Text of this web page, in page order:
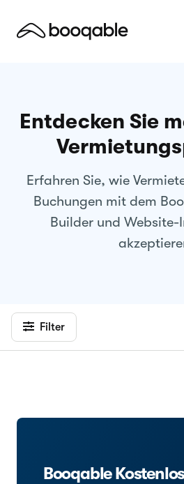
Entdecken Sie
Erfahren Sie, wie
Buchungen mit dem
Builder und
Filter
Booqable